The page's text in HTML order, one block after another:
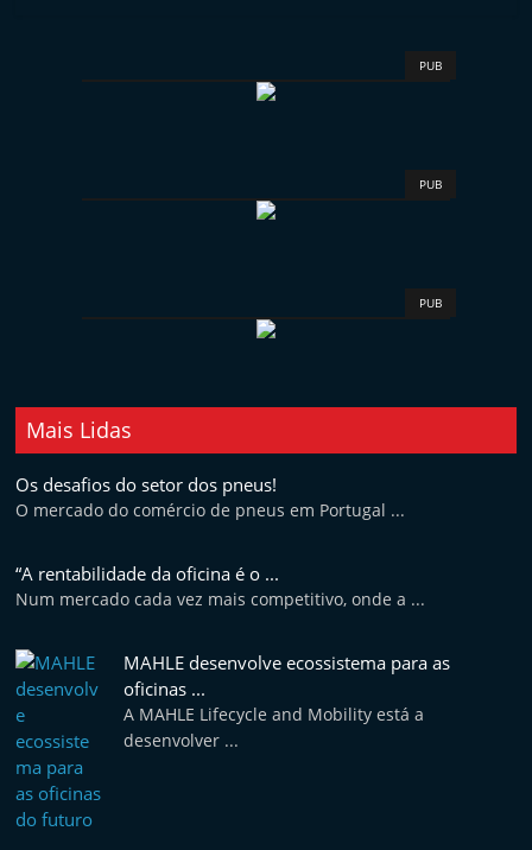
m
ó
v
l
m
o
r
PUB
PUB
PUB
Mais Lidas
Os desafios do setor dos pneus!
O mercado do comércio de pneus em Portugal ...
“A rentabilidade da oficina é o ...
Num mercado cada vez mais competitivo, onde a ...
MAHLE desenvolve ecossistema para as
oficinas ...
A MAHLE Lifecycle and Mobility está a
desenvolver ...